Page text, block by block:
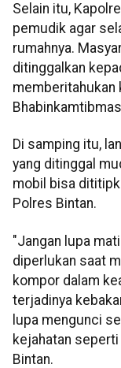
Selain itu,
pemudik agar
rumahnya.
ditinggalkan
memberitahukan
Di samping itu,
yang ditinggal
mobil bisa
Polres Bintan.
"Jangan lupa
diperlukan saat
kompor dalam
terjadinya
lupa mengunci
kejahatan
Bintan.